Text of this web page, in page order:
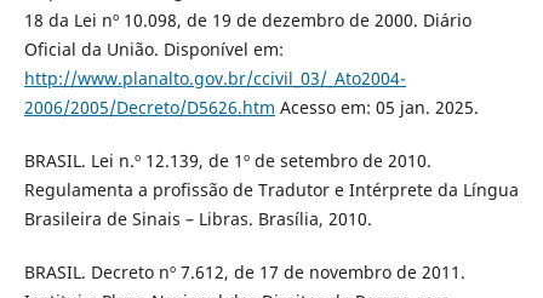
18 da Lei nº 10.098, de 19 de dezembro de 2000. Diário
Oficial da União. Disponível em:
http://www.planalto.gov.br/ccivil_03/_Ato2004-
2006/2005/Decreto/D5626.htm Acesso em: 05 jan. 2025.
BRASIL. Lei n.º 12.139, de 1º de setembro de 2010.
Regulamenta a profissão de Tradutor e Intérprete da Língua
Brasileira de Sinais – Libras. Brasília, 2010.
BRASIL. Decreto nº 7.612, de 17 de novembro de 2011.